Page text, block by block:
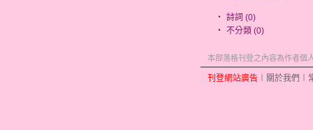
‧ 詩詞 (0)
‧ 不分類 (0)
本部落格刊登之內容為作者個
刊登網站廣告 關於我們